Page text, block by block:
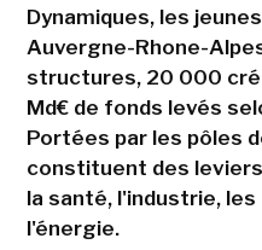
Dynamiques, les
Auvergne-Rhone-
structures, 20 000
Md€ de fonds levés
Portées par les pôles
constituent des
la santé, l'industrie,
l'énergie.